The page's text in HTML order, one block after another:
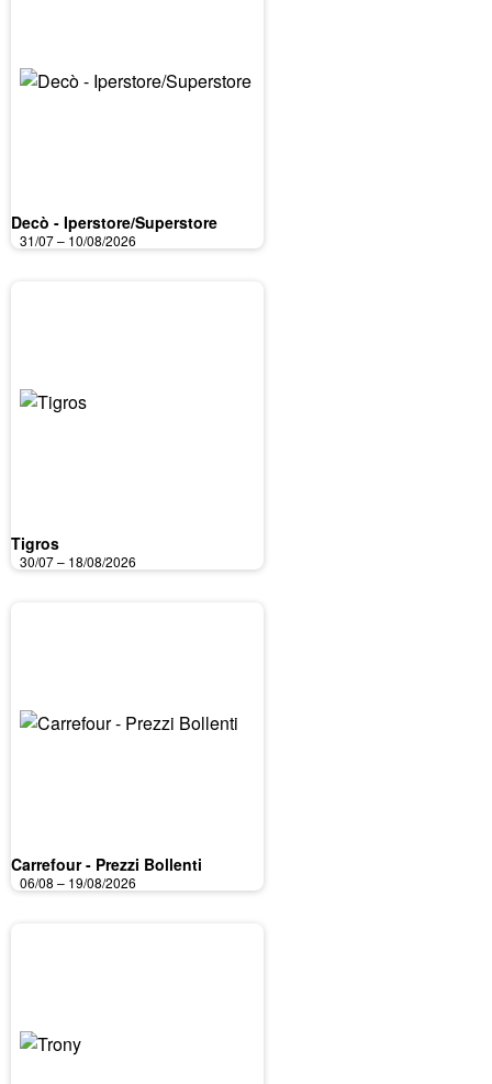
Decò - Iperstore/Superstore
31/07 – 10/08/2026
Tigros
30/07 – 18/08/2026
Carrefour - Prezzi Bollenti
06/08 – 19/08/2026